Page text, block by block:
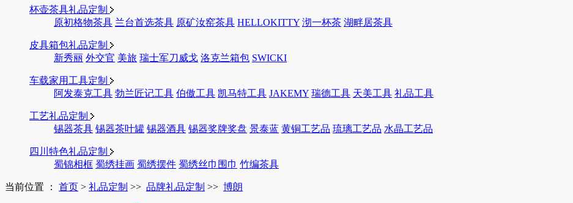
杯壶茶具礼品定制
原初格物茶具 兰台首选茶具 原矿汝窑茶具 HELLOKITTY 沏一杯茶 湖畔居茶具
皮具箱包礼品定制
新秀丽 外交官 美旅 瑞士军刀威戈 洛克兰箱包 SWICKI
车载家用工具定制
阿发泰克工具 勃兰匠记工具 伯傲工具 凯马特工具 JAKEMY 瑞德工具 天美工具 礼品工具
工艺礼品定制
锡器茶具 锡器茶叶罐 锡器酒具 锡器奖牌奖盘 景泰蓝 黄铜工艺品 琉璃工艺品 水晶工艺品
四川特色礼品定制
蜀锦相框 蜀绣挂画 蜀绣摆件 蜀绣丝巾围巾 竹编茶具
当前位置 ： 首页 > 礼品定制 >> 品牌礼品定制 >> 博朗